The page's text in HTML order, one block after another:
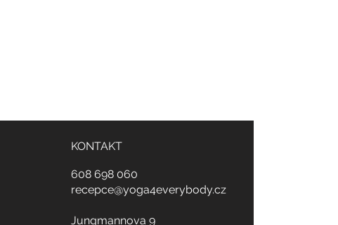
KONTAKT
608 698 060
recepce@yoga4everybody.cz
Jungmannova 9